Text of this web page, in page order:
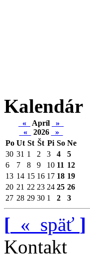
Kalendár
« Apríl
»
«
2026
»
Po Ut St Št Pi So Ne
30 31 1 2 3 4
5
6
7 8 9 10 11 12
13 14 15 16 17 18 19
20 21 22 23 24 25 26
27 28 29 30 1 2 3
[ « späť ]
Kontakt